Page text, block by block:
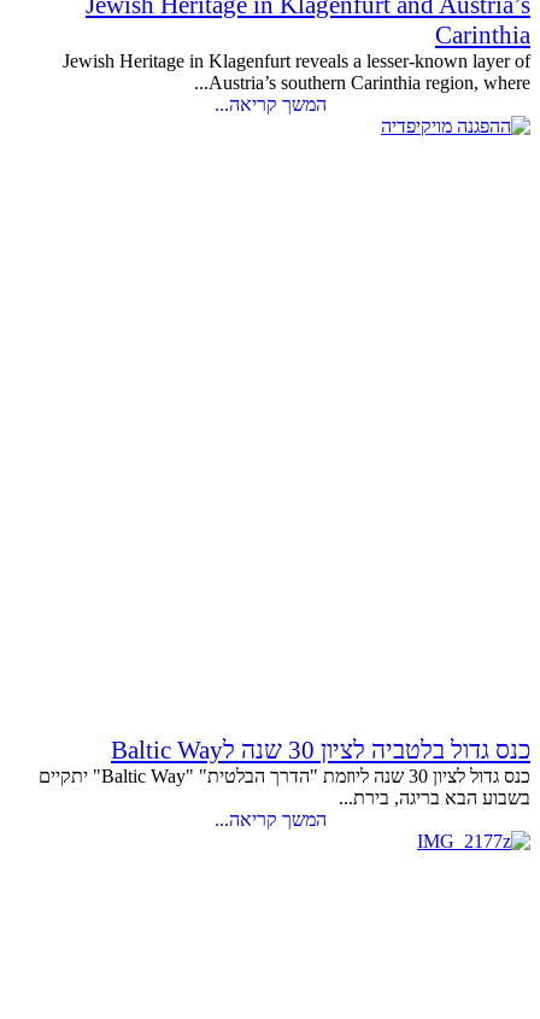
Carinthia
Jewish Heritage in Klagenfurt reveals a lesser-known layer of
Austria’s southern Carinthia region, where...
המשך קריאה...
כנס גדול בלטביה לציון 30 שנה לBaltic Way
כנס גדול לציון 30 שנה ליוזמת "הדרך הבלטית" "Baltic Way" יתקיים
בשבוע הבא בריגה, בירת...
המשך קריאה...